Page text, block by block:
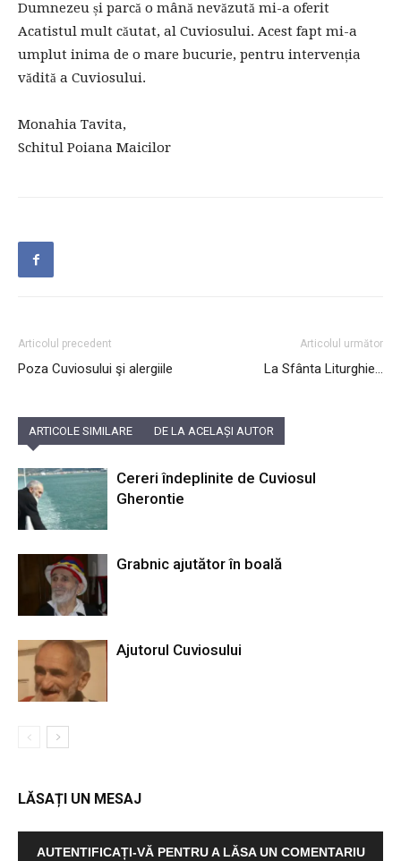
Dumnezeu și parcă o mână nevăzută mi-a oferit
Acatistul mult căutat, al Cuviosului. Acest fapt mi-a
umplut inima de o mare bucurie, pentru intervenția
vădită a Cuviosului.
Monahia Tavita,
Schitul Poiana Maicilor
Articolul precedent
Poza Cuviosului şi alergiile
Articolul următor
La Sfânta Liturghie…
ARTICOLE SIMILARE DE LA ACELAȘI AUTOR
Cereri îndeplinite de Cuviosul
Gherontie
Grabnic ajutător în boală
Ajutorul Cuviosului
LĂSAȚI UN MESAJ
AUTENTIFICAȚI-VĂ PENTRU A LĂSA UN COMENTARIU